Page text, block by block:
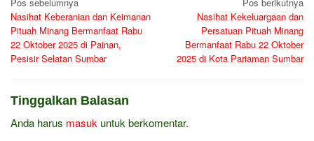
Navigasi
pos
Nasihat Keberanian dan Keimanan
Pituah Minang Bermanfaat Rabu
22 Oktober 2025 di Painan,
Pesisir Selatan Sumbar
Nasihat Kekeluargaan dan
Persatuan Pituah Minang
Bermanfaat Rabu 22 Oktober
2025 di Kota Pariaman Sumbar
Tinggalkan Balasan
Anda harus masuk untuk berkomentar.